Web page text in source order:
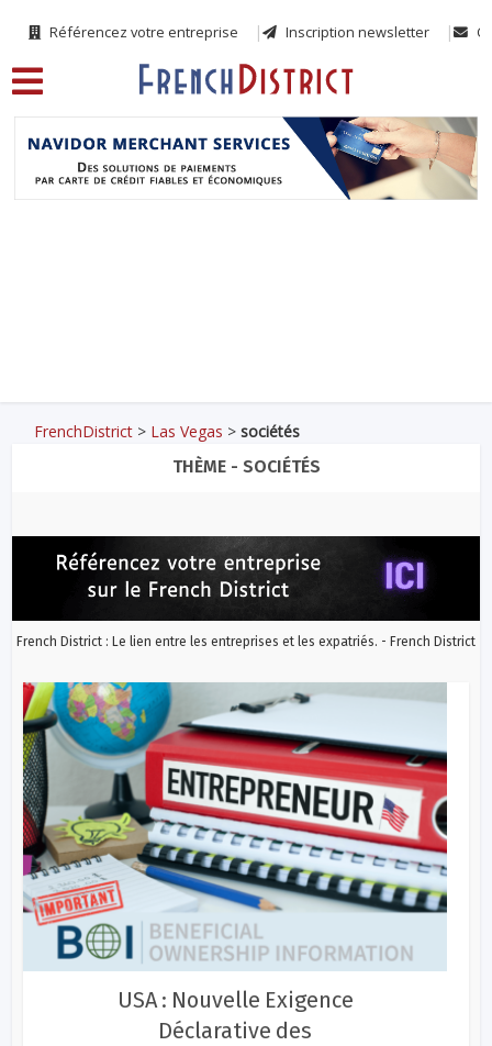
Référencez votre entreprise Inscription newsletter
FrenchDistrict > Las Vegas >sociétés
THÈME - SOCIÉTÉS
French District : Le lien entre les entreprises et les expatriés. - French District
USA : Nouvelle Exigence
Déclarative des